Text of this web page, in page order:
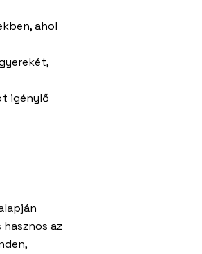
ahol
igénylő
az